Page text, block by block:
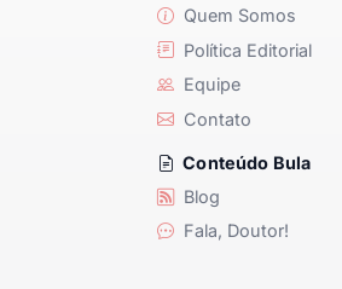
Quem Somos
Política Editorial
Equipe
Contato
Conteúdo Bula
Blog
Fala, Doutor!